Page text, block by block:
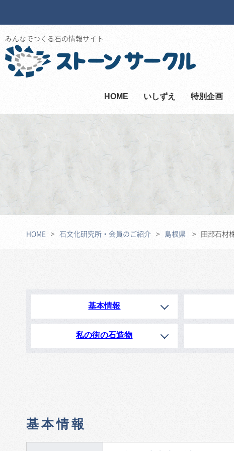
みんなでつくる石の情報サイト
HOME いしずえ 特別企画
HOME 石文化研究所・会員のご紹介 島根県 田部石材
基本情報
私の街の石造物
基本情報